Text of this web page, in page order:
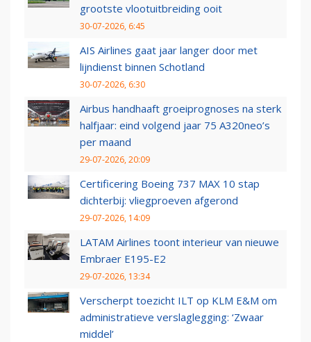
grootste vlootuitbreiding ooit
30-07-2026, 6:45
AIS Airlines gaat jaar langer door met
lijndienst binnen Schotland
30-07-2026, 6:30
Airbus handhaaft groeiprognoses na sterk
halfjaar: eind volgend jaar 75 A320neo’s
per maand
29-07-2026, 20:09
Certificering Boeing 737 MAX 10 stap
dichterbij: vliegproeven afgerond
29-07-2026, 14:09
LATAM Airlines toont interieur van nieuwe
Embraer E195-E2
29-07-2026, 13:34
Verscherpt toezicht ILT op KLM E&M om
administratieve verslaglegging: ‘Zwaar
middel’